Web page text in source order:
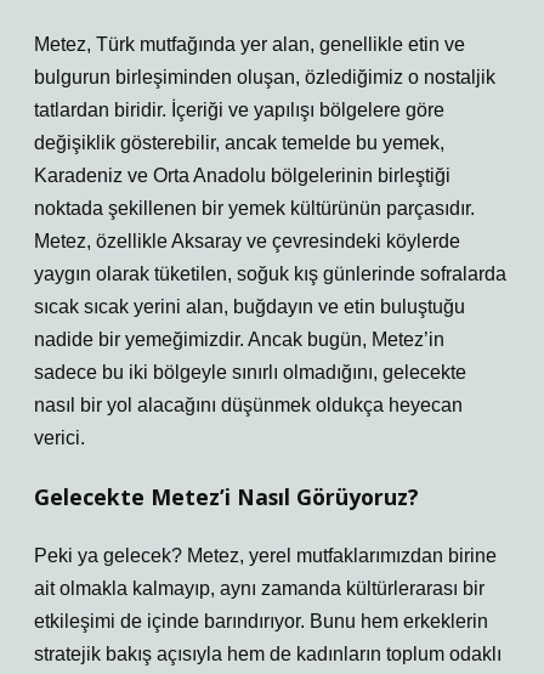
Metez, Türk mutfağında yer alan, genellikle etin ve
bulgurun birleşiminden oluşan, özlediğimiz o nostaljik
tatlardan biridir. İçeriği ve yapılışı bölgelere göre
değişiklik gösterebilir, ancak temelde bu yemek,
Karadeniz ve Orta Anadolu bölgelerinin birleştiği
noktada şekillenen bir yemek kültürünün parçasıdır.
Metez, özellikle Aksaray ve çevresindeki köylerde
yaygın olarak tüketilen, soğuk kış günlerinde sofralarda
sıcak sıcak yerini alan, buğdayın ve etin buluştuğu
nadide bir yemeğimizdir. Ancak bugün, Metez’in
sadece bu iki bölgeyle sınırlı olmadığını, gelecekte
nasıl bir yol alacağını düşünmek oldukça heyecan
verici.
Gelecekte Metez’i Nasıl Görüyoruz?
Peki ya gelecek? Metez, yerel mutfaklarımızdan birine
ait olmakla kalmayıp, aynı zamanda kültürlerarası bir
etkileşimi de içinde barındırıyor. Bunu hem erkeklerin
stratejik bakış açısıyla hem de kadınların toplum odaklı